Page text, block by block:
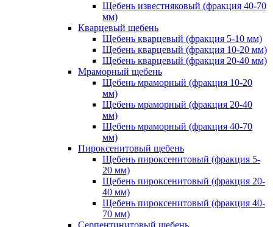
Щебень известняковый (фракция 40-70
мм)
Кварцевый щебень
Щебень кварцевый (фракция 5-10 мм)
Щебень кварцевый (фракция 10-20 мм)
Щебень кварцевый (фракция 20-40 мм)
Мраморный щебень
Щебень мраморный (фракция 10-20
мм)
Щебень мраморный (фракция 20-40
мм)
Щебень мраморный (фракция 40-70
мм)
Пироксенитовый щебень
Щебень пироксенитовый (фракция 5-
20 мм)
Щебень пироксенитовый (фракция 20-
40 мм)
Щебень пироксенитовый (фракция 40-
70 мм)
Серпентинитовый щебень